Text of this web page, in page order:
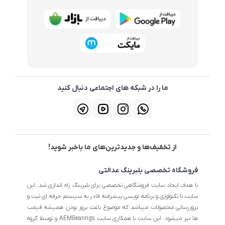
ما را در شبکه های اجتماعی دنبال کنید
از تخفیف‌ها و جدیدترین‌های ما باخبر شوید!
فروشگاه تخصصی بلبرینگ عدالتی
با هدف ایجاد سایت فروشگاهی تخصصی برای بلبرینگ راه اندازی شد. این
سایت با تکنولوژی و برنامه نویسی پیشرفته قادر به سیستم حرفه ای ثبت و
بروزرسانی محصولات میباشد که موضوع باعث بروز بودن همیشه قیمت
ها نیز میشود. این سایت با همکاری سایت AEMBearings و توسط گروه